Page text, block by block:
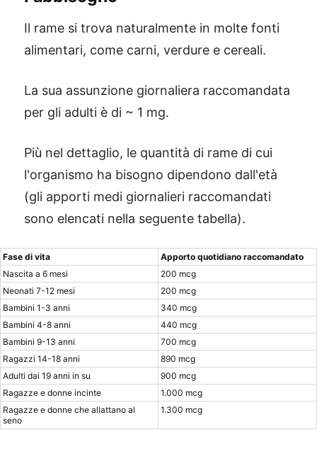
Il rame si trova naturalmente in molte fonti
alimentari, come carni, verdure e cereali.
La sua assunzione giornaliera raccomandata
per gli adulti è di ~ 1 mg.
Più nel dettaglio, le quantità di rame di cui
l'organismo ha bisogno dipendono dall'età
(gli apporti medi giornalieri raccomandati
sono elencati nella seguente tabella).
Fase di vita
Apporto quotidiano raccomandato
Nascita a 6 mesi
200 mcg
Neonati 7-12 mesi
200 mcg
Bambini 1-3 anni
340 mcg
Bambini 4-8 anni
440 mcg
Bambini 9-13 anni
700 mcg
Ragazzi 14-18 anni
890 mcg
Adulti dai 19 anni in su
900 mcg
Ragazze e donne incinte
1.000 mcg
Ragazze e donne che allattano al
seno
1.300 mcg